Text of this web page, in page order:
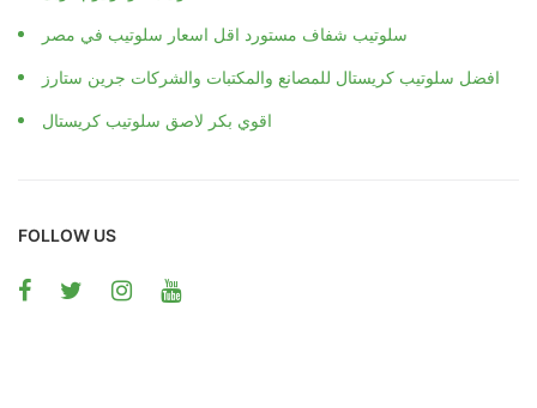
سلوتيب شفاف مستورد اقل اسعار سلوتيب في مصر
افضل سلوتيب كريستال للمصانع والمكتبات والشركات جرين ستارز
اقوي بكر لاصق سلوتيب كريستال
FOLLOW US